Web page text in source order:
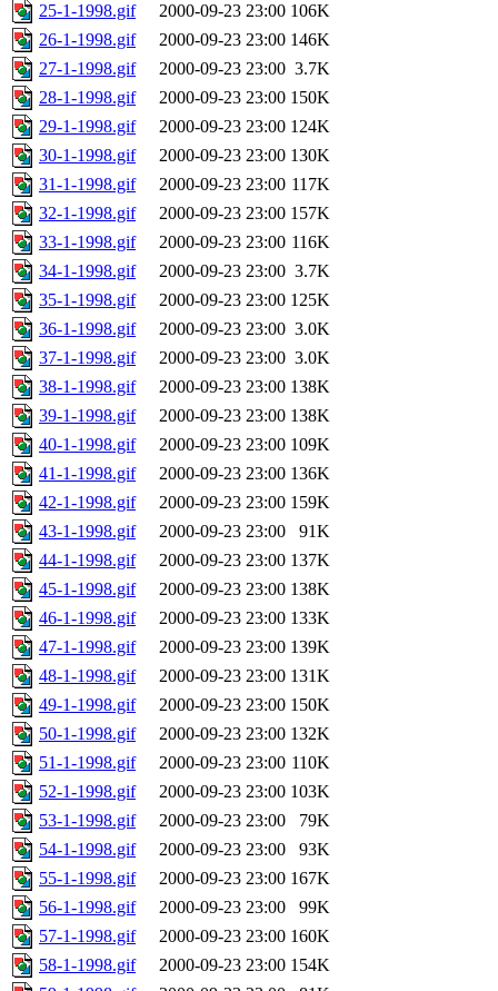
25-1-1998.gif
2000-09-23 23:00 106K
26-1-1998.gif
2000-09-23 23:00 146K
27-1-1998.gif
2000-09-23 23:00 3.7K
28-1-1998.gif
2000-09-23 23:00 150K
29-1-1998.gif
2000-09-23 23:00 124K
30-1-1998.gif
2000-09-23 23:00 130K
31-1-1998.gif
2000-09-23 23:00 117K
32-1-1998.gif
2000-09-23 23:00 157K
33-1-1998.gif
2000-09-23 23:00 116K
34-1-1998.gif
2000-09-23 23:00 3.7K
35-1-1998.gif
2000-09-23 23:00 125K
36-1-1998.gif
2000-09-23 23:00 3.0K
37-1-1998.gif
2000-09-23 23:00 3.0K
38-1-1998.gif
2000-09-23 23:00 138K
39-1-1998.gif
2000-09-23 23:00 138K
40-1-1998.gif
2000-09-23 23:00 109K
41-1-1998.gif
2000-09-23 23:00 136K
42-1-1998.gif
2000-09-23 23:00 159K
43-1-1998.gif
2000-09-23 23:00
91K
44-1-1998.gif
2000-09-23 23:00 137K
45-1-1998.gif
2000-09-23 23:00 138K
46-1-1998.gif
2000-09-23 23:00 133K
47-1-1998.gif
2000-09-23 23:00 139K
48-1-1998.gif
2000-09-23 23:00 131K
49-1-1998.gif
2000-09-23 23:00 150K
50-1-1998.gif
2000-09-23 23:00 132K
51-1-1998.gif
2000-09-23 23:00 110K
52-1-1998.gif
2000-09-23 23:00 103K
53-1-1998.gif
2000-09-23 23:00
79K
54-1-1998.gif
2000-09-23 23:00
93K
55-1-1998.gif
2000-09-23 23:00 167K
56-1-1998.gif
2000-09-23 23:00
99K
57-1-1998.gif
2000-09-23 23:00 160K
58-1-1998.gif
2000-09-23 23:00 154K